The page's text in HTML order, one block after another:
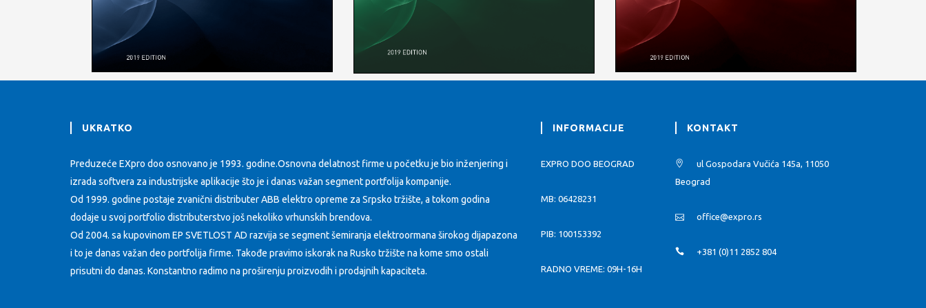
UKRATKO
Preduzeće EXpro doo osnovano je 1993. godine.Osnovna delatnost firme u početku je bio inženjering i
izrada softvera za industrijske aplikacije što je i danas važan segment portfolija kompanije.
Od 1999. godine postaje zvanični distributer ABB elektro opreme za Srpsko tržište, a tokom godina
dodaje u svoj portfolio distributerstvo još nekoliko vrhunskih brendova.
Od 2004. sa kupovinom EP SVETLOST AD razvija se segment šemiranja elektroormana širokog dijapazona
i to je danas važan deo portfolija firme. Takođe pravimo iskorak na Rusko tržište na kome smo ostali
prisutni do danas. Konstantno radimo na proširenju proizvodih i prodajnih kapaciteta.
INFORMACIJE
EXPRO DOO BEOGRAD
MB: 06428231
PIB: 100153392
RADNO VREME: 09H-16H
KONTAKT
ul Gospodara Vučića 145a, 11050
Beograd
office@expro.rs
+381 (0)11 2852 804